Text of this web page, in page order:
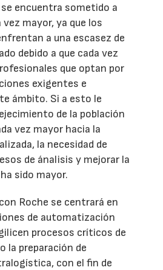
encuentra sometido a
mayor, ya que los
a una escasez de
debido a que cada vez
que optan por
exigentes e
ámbito. Si a esto le
de la población
vez mayor hacia la
la necesidad de
de ánalisis y mejorar la
sido mayor.
Roche se centrará en
de automatización
procesos críticos de
la preparación de
con el fin de